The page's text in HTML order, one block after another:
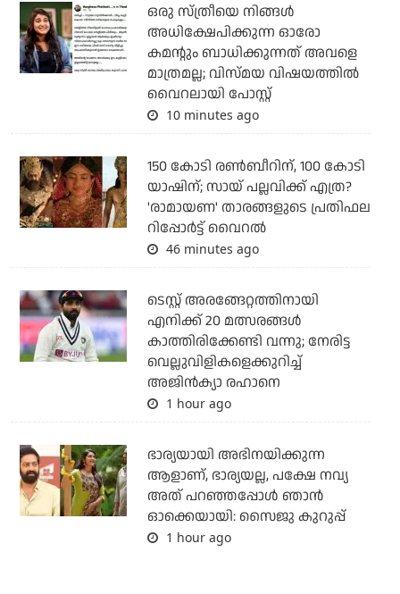
ഒരു സ്ത്രീയെ നിങ്ങള്‍
അധിക്ഷേപിക്കുന്ന ഓരോ
കമന്റും ബാധിക്കുന്നത് അവളെ
മാത്രമല്ല; വിസ്മയ വിഷയത്തില്‍
വൈറലായി പോസ്റ്റ്
10 minutes ago
150 കോടി രൺബീറിന്, 100 കോടി
യാഷിന്; സായ് പല്ലവിക്ക് എത്ര?
'രാമായണ' താരങ്ങളുടെ പ്രതിഫല
റിപ്പോർട്ട് വൈറൽ
46 minutes ago
ടെസ്റ്റ് അരങ്ങേറ്റത്തിനായി
എനിക്ക് 20 മത്സരങ്ങള്‍
കാത്തിരിക്കേണ്ടി വന്നു; നേരിട്ട
വെല്ലുവിളികളെക്കുറിച്ച്
അജിന്‍ക്യാ രഹാനെ
1 hour ago
ഭാര്യയായി അഭിനയിക്കുന്ന
ആളാണ്, ഭാര്യയല്ല, പക്ഷേ നവ്യ
അത് പറഞ്ഞപ്പോള്‍ ഞാന്‍
ഓക്കെയായി: സൈജു കുറുപ്പ്
1 hour ago